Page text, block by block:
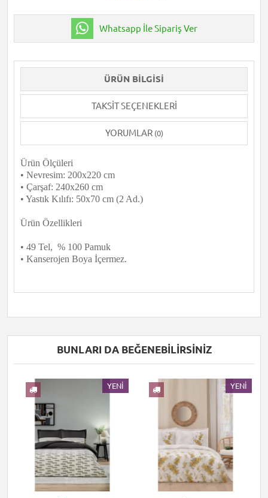
Whatsapp İle Sipariş Ver
ÜRÜN BILGISI
TAKSIT SEÇENEKLERI
YORUMLAR (0)
Ürün Ölçüleri
• Nevresim: 200x220 cm
• Çarşaf: 240x260 cm
• Yastık Kılıfı: 50x70 cm (2 Ad.)
Ürün Özellikleri
• 49 Tel, % 100 Pamuk
• Kanserojen Boya İçermez.
BUNLARI DA BEĞENEBILIRSINIZ
YENI YENI